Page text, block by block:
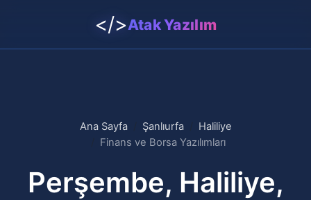
</>Atak Yazılım
Ana Sayfa Şanlıurfa
Haliliye
Finans ve Borsa Yazılımları
Perşembe, Haliliye,